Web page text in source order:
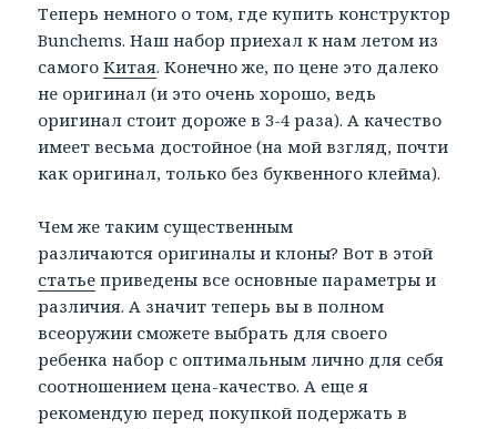
Теперь немного о том, где купить конструктор
Bunchems. Наш набор приехал к нам летом из
самогоКитая. Конечно же, по цене это далеко
не оригинал (и это очень хорошо, ведь
оригинал стоит дороже в 3-4 раза). А качество
имеет весьма достойное (на мой взгляд, почти
как оригинал, только без буквенного клейма).
Чем же таким существенным
различаются оригиналы и клоны? Вот в этой
статье приведены все основные параметры и
различия. А значит теперь вы в полном
всеоружии сможете выбрать для своего
ребенка набор с оптимальным лично для себя
соотношением цена-качество. А еще я
рекомендую перед покупкой подержать в